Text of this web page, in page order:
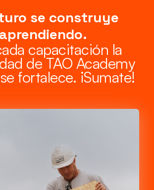
se construye
aprendiendo.
capacitación la
de TAO Academy
fortalece. ¡Sumate!